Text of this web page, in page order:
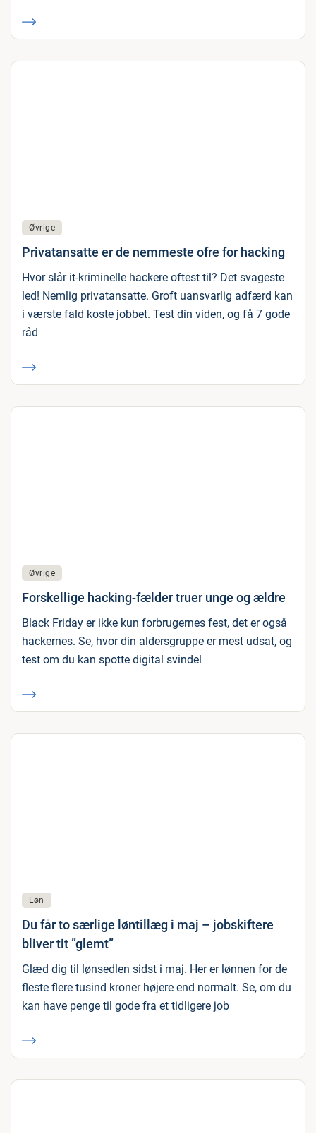
Øvrige
Privatansatte er de nemmeste ofre for hacking
Hvor slår it-kriminelle hackere oftest til? Det svageste
led! Nemlig privatansatte. Groft uansvarlig adfærd kan
i værste fald koste jobbet. Test din viden, og få 7 gode
råd
Øvrige
Forskellige hacking-fælder truer unge og ældre
Black Friday er ikke kun forbrugernes fest, det er også
hackernes. Se, hvor din aldersgruppe er mest udsat, og
test om du kan spotte digital svindel
Løn
Du får to særlige løntillæg i maj – jobskiftere
bliver tit ”glemt”
Glæd dig til lønsedlen sidst i maj. Her er lønnen for de
fleste flere tusind kroner højere end normalt. Se, om du
kan have penge til gode fra et tidligere job